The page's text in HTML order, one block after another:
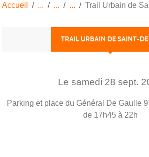
Accueil Trail Urbain de
TRAIL URBAIN DE SAINT-
Le samedi 28 sept.
Parking et place du Général De Gaulle
de 17h45 à 22h